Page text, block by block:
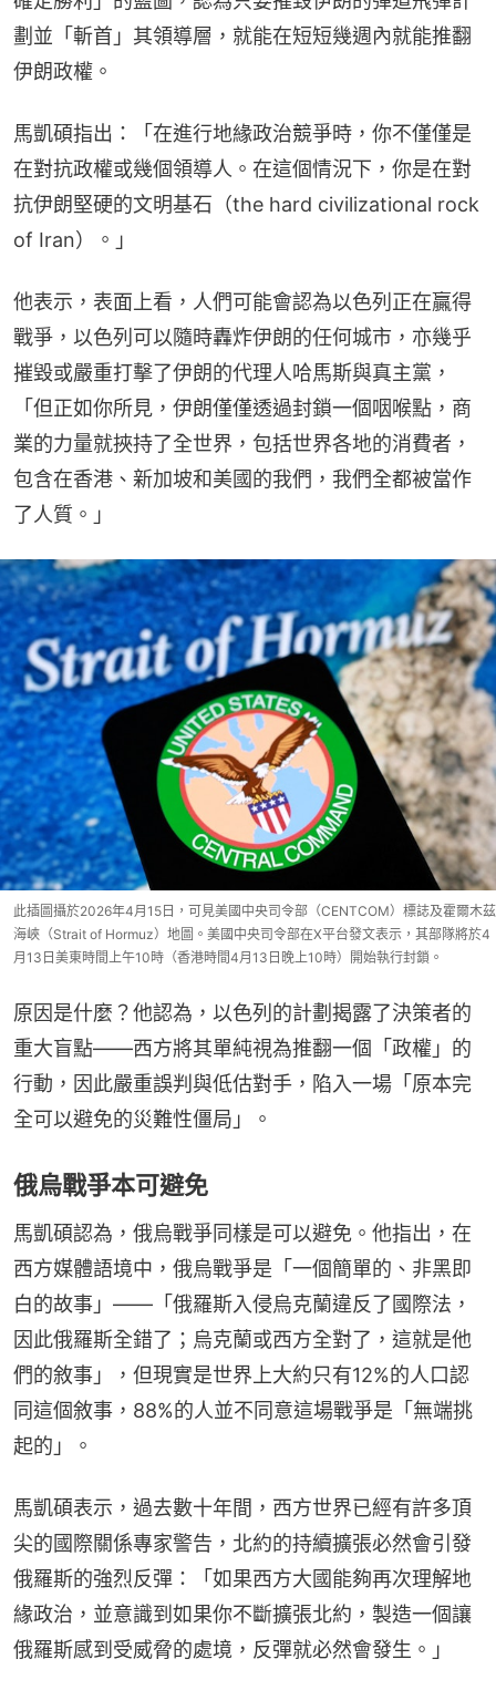
劃並「斬首」其領導層，就能在短短幾週內就能推翻
伊朗政權。
馬凱碩指出：「在進行地緣政治競爭時，你不僅僅是
在對抗政權或幾個領導人。在這個情況下，你是在對
抗伊朗堅硬的文明基石（the hard civilizational rock
of Iran）。」
他表示，表面上看，人們可能會認為以色列正在贏得
戰爭，以色列可以隨時轟炸伊朗的任何城市，亦幾乎
摧毀或嚴重打擊了伊朗的代理人哈馬斯與真主黨，
「但正如你所見，伊朗僅僅透過封鎖一個咽喉點，商
業的力量就挾持了全世界，包括世界各地的消費者，
包含在香港、新加坡和美國的我們，我們全都被當作
了人質。」
此插圖攝於2026年4月15日，可見美國中央司令部（CENTCOM）標誌及霍爾木茲
海峽（Strait of Hormuz）地圖。美國中央司令部在X平台發文表示，其部隊將於4
月13日美東時間上午10時（香港時間4月13日晚上10時）開始執行封鎖。
原因是什麼？他認為，以色列的計劃揭露了決策者的
重大盲點——西方將其單純視為推翻一個「政權」的
行動，因此嚴重誤判與低估對手，陷入一場「原本完
全可以避免的災難性僵局」。
俄烏戰爭本可避免
馬凱碩認為，俄烏戰爭同樣是可以避免。他指出，在
西方媒體語境中，俄烏戰爭是「一個簡單的、非黑即
白的故事」——「俄羅斯入侵烏克蘭違反了國際法，
因此俄羅斯全錯了；烏克蘭或西方全對了，這就是他
們的敘事」，但現實是世界上大約只有12%的人口認
同這個敘事，88%的人並不同意這場戰爭是「無端挑
起的」。
馬凱碩表示，過去數十年間，西方世界已經有許多頂
尖的國際關係專家警告，北約的持續擴張必然會引發
俄羅斯的強烈反彈：「如果西方大國能夠再次理解地
緣政治，並意識到如果你不斷擴張北約，製造一個讓
俄羅斯感到受威脅的處境，反彈就必然會發生。」